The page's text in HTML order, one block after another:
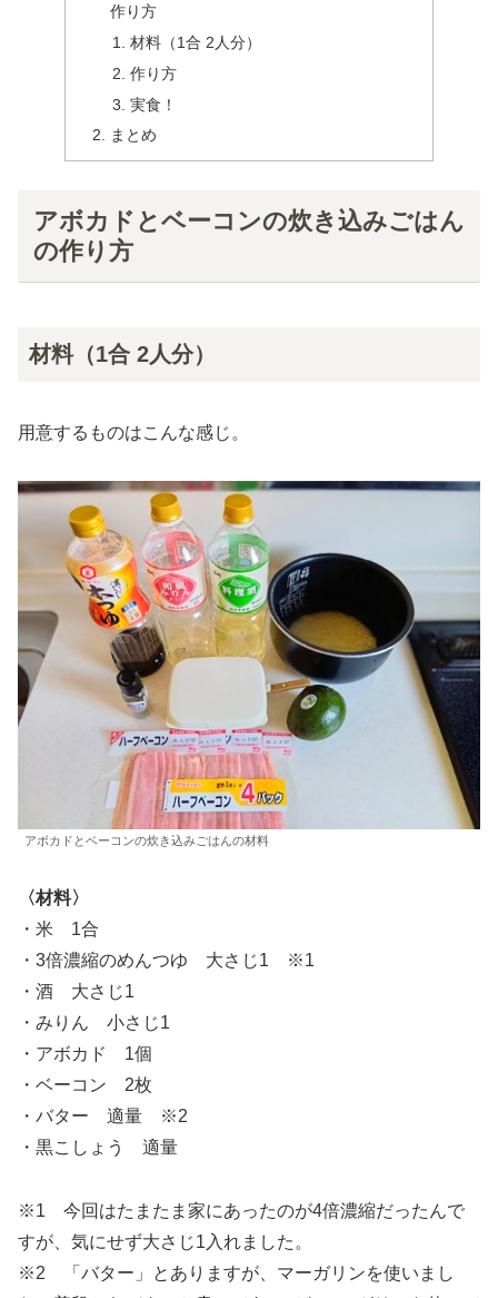
作り方
材料（1合 2人分）
作り方
実食！
まとめ
アボカドとベーコンの炊き込みごはん
の作り方
材料（1合 2人分）
用意するものはこんな感じ。
アボカドとベーコンの炊き込みごはんの材料
〈材料〉
・米 1合
・3倍濃縮のめんつゆ 大さじ1 ※1
・酒 大さじ1
・みりん 小さじ1
・アボカド 1個
・ベーコン 2枚
・バター 適量 ※2
・黒こしょう 適量
※1 今回はたまたま家にあったのが4倍濃縮だったんで
すが、気にせず大さじ1入れました。
※2 「バター」とありますが、マーガリンを使いまし